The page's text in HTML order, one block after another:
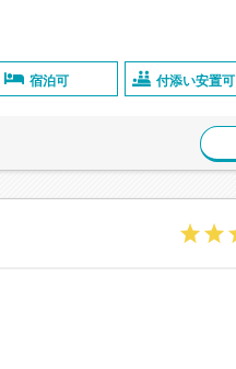
宿泊可 付添い安置可